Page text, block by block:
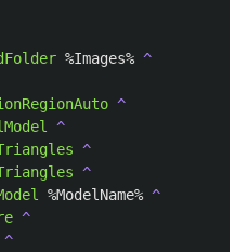
%Images%
%ModelName%